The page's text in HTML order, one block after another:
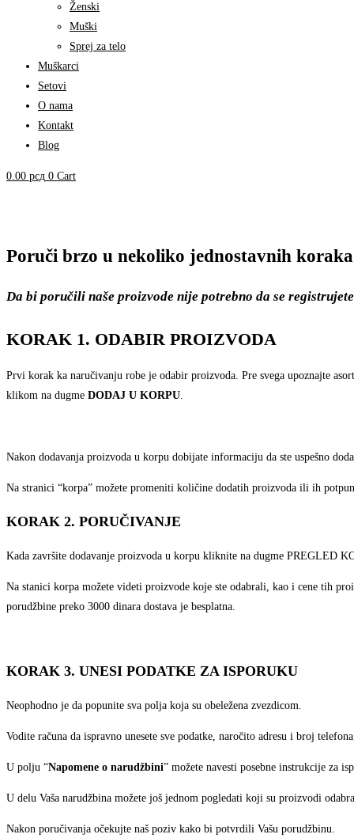
Ženski
Muški
Sprej za telo
Muškarci
Setovi
O nama
Kontakt
Blog
0.00 рсд 0 Cart
Poruči brzo u nekoliko jednostavnih
Da bi poručili naše proizvode nije potrebno da se
KORAK 1. ODABIR PROIZVODA
Prvi korak ka naručivanju robe je odabir proizvoda. Pre svega upoznajte
klikom na dugme DODAJ U KORPU
Nakon dodavanja proizvoda u korpu dobijate informaciju da ste uspešno
Na stranici “korpa” možete promeniti količine dodatih proizvoda ili ih
KORAK 2. PORUČIVANJE
Kada završite dodavanje proizvoda u korpu kliknite na dugme PREGLED
Na stanici korpa možete videti proizvode koje ste odabrali, kao i cene tih
porudžbine preko 3000 dinara dostava je besplatna.
KORAK 3. UNESI PODATKE ZA ISPORUKU
Neophodno je da popunite sva polja koja su obeležena zvezdicom.
Vodite računa da ispravno unesete sve podatke, naročito adresu i broj
U polju “Napomene o narudžbini” možete navesti posebne instrukcije za
U delu Vaša narudžbina možete još jednom pogledati koji su proizvodi
Nakon poručivanja očekujte naš poziv kako bi potvrdili Vašu porudžbinu.